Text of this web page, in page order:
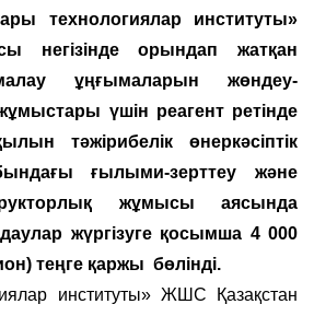
технологиялар институты»
негізінде орындап жатқан
ұңғымаларын жөндеу-
үшін реагент ретінде
тәжірибелік өнеркәсіптік
ғылыми-зерттеу және
жұмысы аясында
жүргізуге қосымша 4 000
теңге қаржы бөлінді.
институты» ЖШС Қазақстан